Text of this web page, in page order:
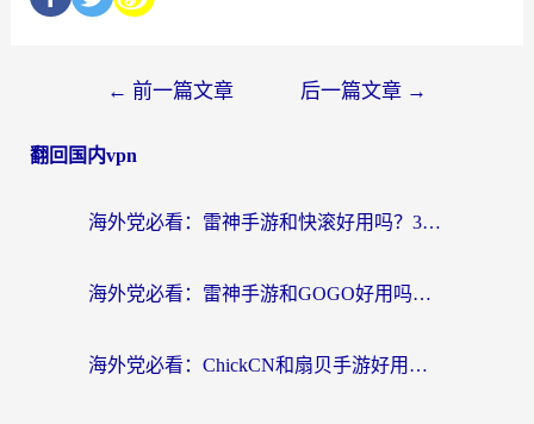
← 前一篇文章 后一篇文章 →
翻回国内vpn
海外党必看：雷神手游和快滚好用吗？3步选对回国加速器无缝刷国内资源
海外党必看：雷神手游和GOGO好用吗？3步选对回国加速器，无缝刷剧玩原神
海外党必看：ChickCN和扇贝手游好用吗？3步选对回国加速器无缝刷国内资源